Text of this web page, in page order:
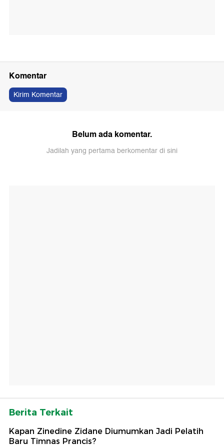
Komentar
Kirim Komentar
Belum ada komentar.
Jadilah yang pertama berkomentar di sini
Berita Terkait
Kapan Zinedine Zidane Diumumkan Jadi Pelatih
Baru Timnas Prancis?